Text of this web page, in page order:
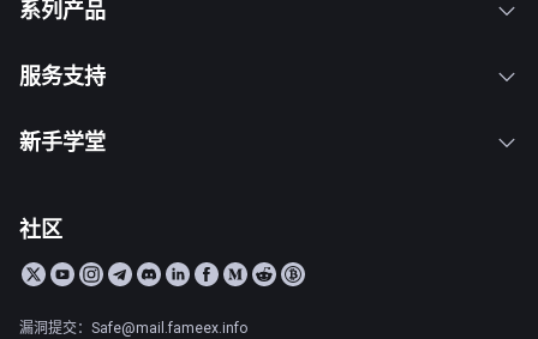
系列产品
服务支持
新手学堂
社区
漏洞提交：Safe@mail.fameex.info